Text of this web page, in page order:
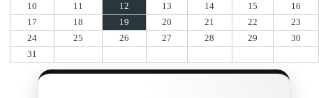
10
11 12 13 14 15
16
17
18 19 20 21 22
23
24
25 26 27 28 29
30
31